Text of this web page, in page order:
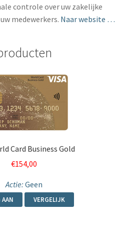
controle over uw zakelijke
medewerkers. Naar website …
Card Business Gold
€154,00
Actie: Geen
AAN VERGELIJK